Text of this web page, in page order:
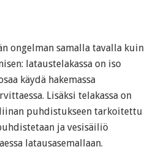
ongelman samalla tavalla kuin
lataustelakassa on iso
käydä hakemassa
Lisäksi telakassa on
puhdistukseen tarkoitettu
ja vesisäiliö
latausasemallaan.